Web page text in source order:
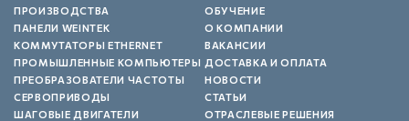
ПРОИЗВОДСТВА
ПАНЕЛИ WEINTEK
КОММУТАТОРЫ ETHERNET
ПРОМЫШЛЕННЫЕ КОМПЬЮТЕРЫ
ПРЕОБРАЗОВАТЕЛИ ЧАСТОТЫ
СЕРВОПРИВОДЫ
ШАГОВЫЕ ДВИГАТЕЛИ
ОБУЧЕНИЕ
О КОМПАНИИ
ВАКАНСИИ
ДОСТАВКА И ОПЛАТА
НОВОСТИ
СТАТЬИ
ОТРАСЛЕВЫЕ РЕШЕНИЯ